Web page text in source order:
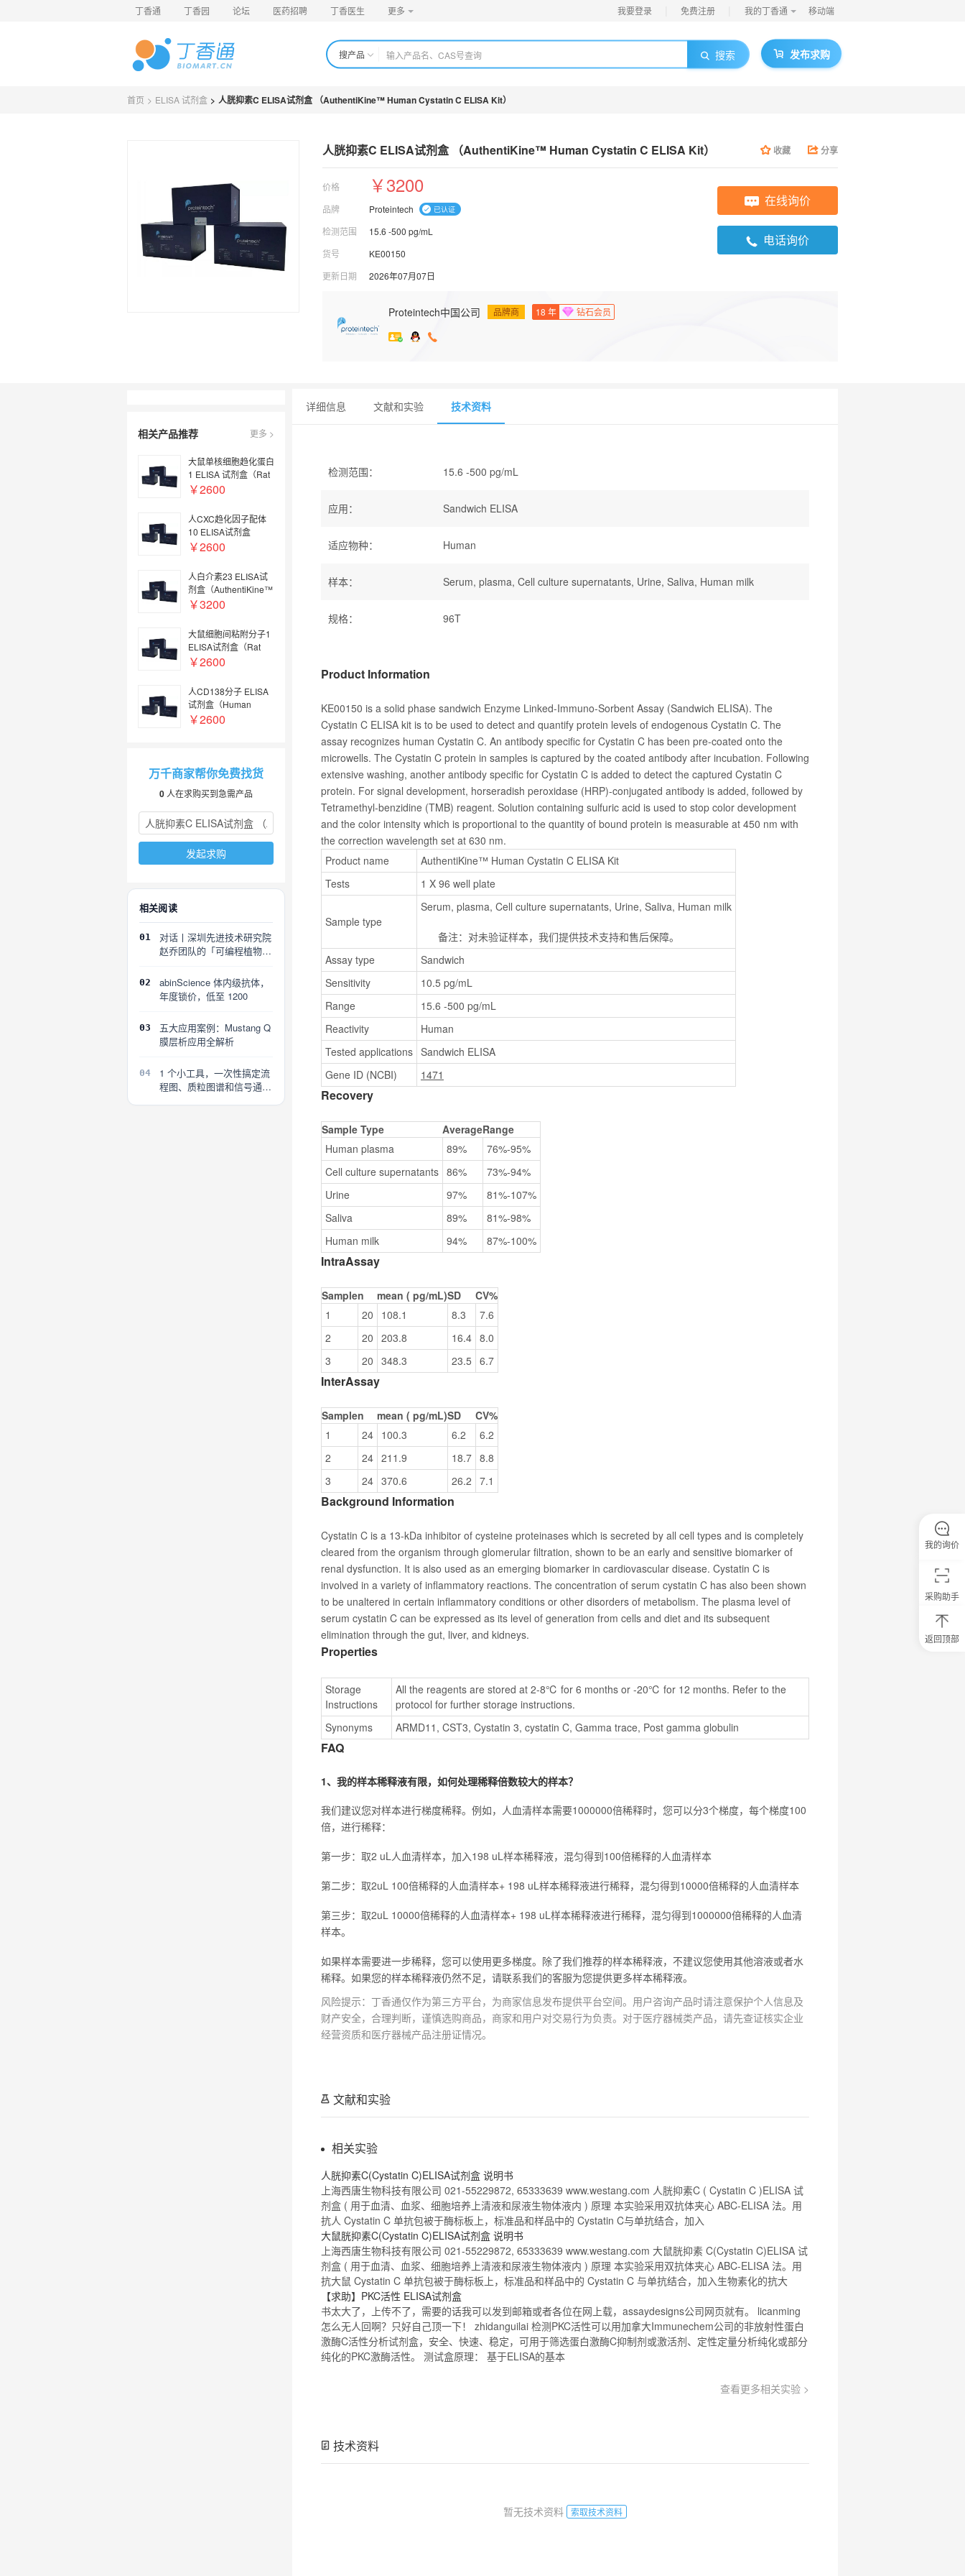
丁香通 丁香园 论坛 医药招聘 丁香医生 更多 我要登录 免费注册 我的丁香通 移动端
搜产品 搜索 发布求购
首页 > ELISA 试剂盒 > 人胱抑素C ELISA试剂盒 （AuthentiKine™ Human Cystatin C ELISA Kit）
Human Cystatin C ELISA Kit） 收藏 分享
价格 ￥3200
品牌
Proteintech
检测范围
15.6 -500 pg/mL
货号
KE00150
更新日期
2026年07月07日
在线询价
电话询价
Proteintech中国公司 品牌商 18 年 钻石会员
相关产品推荐 更多 >
大鼠单核细胞趋化蛋白
1 ELISA 试剂盒（Rat
MCP-1/CCL2 ELISA
￥2600
人CXC趋化因子配体
10 ELISA试剂盒
（Human CXCL10/IP-
￥2600
人白介素23 ELISA试
剂盒（AuthentiKine™
Human IL-23 ELISA
￥3200
大鼠细胞间粘附分子1
ELISA试剂盒（Rat
ICAM-1/CD54 ELISA
￥2600
人CD138分子 ELISA
试剂盒（Human
CD138/Syndecan-1
￥2600
万千商家帮你免费找货
0 人在求购买到急需产品
发起求购
相关阅读
01
对话丨深圳先进技术研究院
赵乔团队的「可编程植物」
02
abinScience 体内级抗体，
年度锁价，低至 1200
03
五大应用案例：Mustang Q
膜层析应用全解析
04
1 个小工具，一次性搞定流
程图、质粒图谱和信号通路
详细信息 文献和实验 技术资料
检测范围： 15.6 -500 pg/mL
应用： Sandwich ELISA
适应物种： Human
样本： Serum, plasma, Cell culture supernatants, Urine, Saliva, Human milk
规格： 96T
Product Information
KE00150 is a solid phase sandwich Enzyme Linked-Immuno-Sorbent Assay (Sandwich ELISA). The
Cystatin C ELISA kit is to be used to detect and quantify protein levels of endogenous Cystatin C. The
assay recognizes human Cystatin C. An antibody specific for Cystatin C has been pre-coated onto the
microwells. The Cystatin C protein in samples is captured by the coated antibody after incubation. Following
extensive washing, another antibody specific for Cystatin C is added to detect the captured Cystatin C
protein. For signal development, horseradish peroxidase (HRP)-conjugated antibody is added, followed by
Tetramethyl-benzidine (TMB) reagent. Solution containing sulfuric acid is used to stop color development
and the color intensity which is proportional to the quantity of bound protein is measurable at 450 nm with
the correction wavelength set at 630 nm.
Product name
AuthentiKine™ Human Cystatin C ELISA Kit
Tests
1 X 96 well plate
Sample type
Serum, plasma, Cell culture supernatants, Urine, Saliva, Human milk
      备注：对未验证样本，我们提供技术支持和售后保障。
Assay type
Sandwich
Sensitivity
10.5 pg/mL
Range
15.6 -500 pg/mL
Reactivity
Human
Tested applications Sandwich ELISA
Gene ID (NCBI)
1471
Recovery
Sample Type AverageRange
Human plasma
89%
76%-95%
Cell culture supernatants 86%
73%-94%
Urine
97%
81%-107%
Saliva
89%
81%-98%
Human milk
94% 87%-100%
IntraAssay
Samplen mean ( pg/mL)SD
CV%
1
20 108.1 8.3
7.6
2
20 203.8 16.4 8.0
3
20 348.3 23.5 6.7
InterAssay
Samplen mean ( pg/mL)SD
CV%
1
24 100.3 6.2
6.2
2
24 211.9 18.7 8.8
3
24 370.6 26.2 7.1
Background Information
Cystatin C is a 13-kDa inhibitor of cysteine proteinases which is secreted by all cell types and is completely
cleared from the organism through glomerular filtration, shown to be an early and sensitive biomarker of
renal dysfunction. It is also used as an emerging biomarker in cardiovascular disease. Cystatin C is
involved in a variety of inflammatory reactions. The concentration of serum cystatin C has also been shown
to be unaltered in certain inflammatory conditions or other disorders of metabolism. The plasma level of
serum cystatin C can be expressed as its level of generation from cells and diet and its subsequent
elimination through the gut, liver, and kidneys.
Properties
Storage
Instructions
All the reagents are stored at 2-8℃ for 6 months or -20℃ for 12 months. Refer to the
protocol for further storage instructions.
Synonyms
ARMD11, CST3, Cystatin 3, cystatin C, Gamma trace, Post gamma globulin
FAQ
1、我的样本稀释液有限，如何处理稀释倍数较大的样本？
我们建议您对样本进行梯度稀释。例如，人血清样本需要1000000倍稀释时，您可以分3个梯度，每个梯度100
倍，进行稀释：
第一步：取2 uL人血清样本，加入198 uL样本稀释液，混匀得到100倍稀释的人血清样本
第二步：取2uL 100倍稀释的人血清样本+ 198 uL样本稀释液进行稀释，混匀得到10000倍稀释的人血清样本
第三步：取2uL 10000倍稀释的人血清样本+ 198 uL样本稀释液进行稀释，混匀得到1000000倍稀释的人血清
样本。
如果样本需要进一步稀释，您可以使用更多梯度。除了我们推荐的样本稀释液，不建议您使用其他溶液或者水
稀释。如果您的样本稀释液仍然不足，请联系我们的客服为您提供更多样本稀释液。
风险提示：丁香通仅作为第三方平台，为商家信息发布提供平台空间。用户咨询产品时请注意保护个人信息及
财产安全，合理判断，谨慎选购商品，商家和用户对交易行为负责。对于医疗器械类产品，请先查证核实企业
经营资质和医疗器械产品注册证情况。
文献和实验
相关实验
人胱抑素C(Cystatin C)ELISA试剂盒 说明书
上海西唐生物科技有限公司 021-55229872, 65333639 www.westang.com 人胱抑素C ( Cystatin C )ELISA 试
剂盒 ( 用于血清、血浆、细胞培养上清液和尿液生物体液内 ) 原理 本实验采用双抗体夹心 ABC-ELISA 法。用
抗人 Cystatin C 单抗包被于酶标板上，标准品和样品中的 Cystatin C与单抗结合，加入
大鼠胱抑素C(Cystatin C)ELISA试剂盒 说明书
上海西唐生物科技有限公司 021-55229872, 65333639 www.westang.com 大鼠胱抑素 C(Cystatin C)ELISA 试
剂盒 ( 用于血清、血浆、细胞培养上清液和尿液生物体液内 ) 原理 本实验采用双抗体夹心 ABC-ELISA 法。用
抗大鼠 Cystatin C 单抗包被于酶标板上，标准品和样品中的 Cystatin C 与单抗结合，加入生物素化的抗大
【求助】PKC活性 ELISA试剂盒
书太大了，上传不了，需要的话我可以发到邮箱或者各位在网上载，assaydesigns公司网页就有。 licanming
怎么无人回啊？只好自己顶一下！ zhidanguilai 检测PKC活性可以用加拿大Immunechem公司的非放射性蛋白
激酶C活性分析试剂盒，安全、快速、稳定，可用于筛选蛋白激酶C抑制剂或激活剂、定性定量分析纯化或部分
纯化的PKC激酶活性。 测试盒原理： 基于ELISA的基本
查看更多相关实验 >
技术资料
暂无技术资料 索取技术资料
采购助手
返回顶部
我的询价